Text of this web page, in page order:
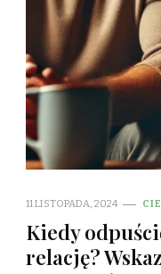
11 LISTOPADA, 2024
Kiedy
relację?